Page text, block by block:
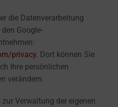
die Datenverarbeitung
Google-
privacy. Dort können Sie
Ihre persönlichen
verändern.
Verwaltung der eigenen